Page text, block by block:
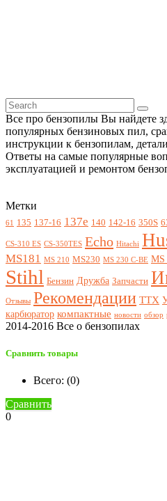
Все про бензопилы Вы найдете
популярных бензиновых пил,
инструкции к бензопилам,
Ответы на самые популярные
эксплуатацией и ремонтом
Метки
61 135 137-16 137e 140 142-16 350S
CS-310 ES CS-350TES Echo Hitachi
MS181 MS 210 MS230 MS 230 C-BE MS
Stihl Бензин Дружба Запчасти
Отзывы Рекомендации ТТХ
карбюратор компактные новости обзор
2014-2016 Все о бензопилах
Сравнить товары
Всего: (0)
Сравнить
0